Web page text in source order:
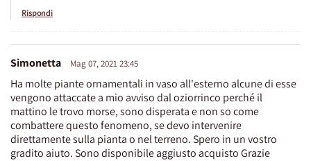
Rispondi
Simonetta Mag 07, 2021 23:45
Ha molte piante ornamentali in vaso all'esterno alcune di esse
vengono attaccate a mio avviso dal oziorrinco perché il
mattino le trovo morse, sono disperata e non so come
combattere questo fenomeno, se devo intervenire
direttamente sulla pianta o nel terreno. Spero in un vostro
gradito aiuto. Sono disponibile aggiusto acquisto Grazie